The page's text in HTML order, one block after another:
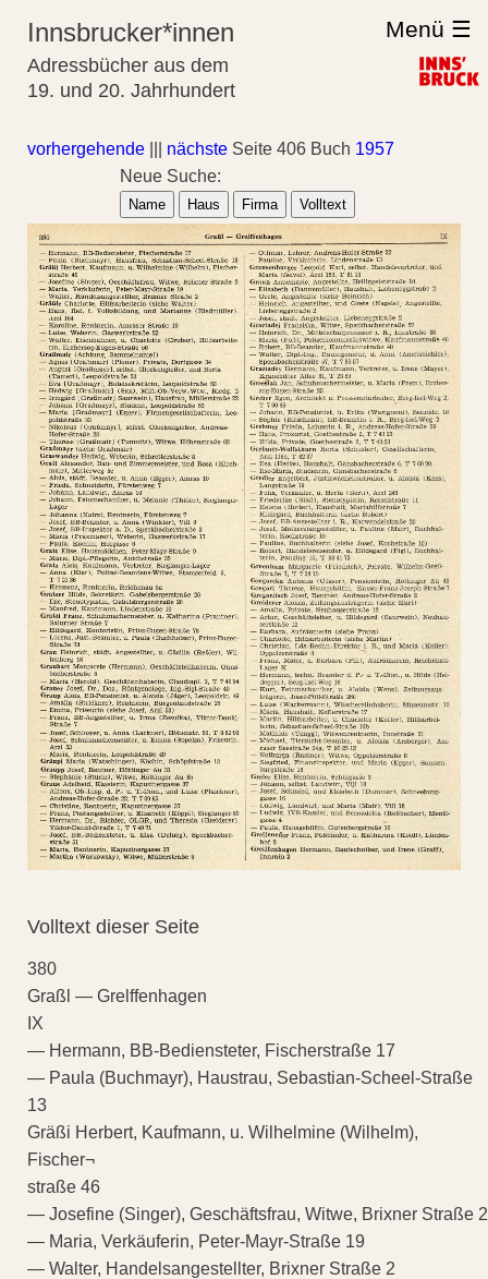
Innsbrucker*innen
Adressbücher aus dem
19. und 20. Jahrhundert
Menü ☰
vorhergehende nächste Seite 406 Buch 1957
Neue Suche:
Name Haus Firma Volltext
Volltext dieser Seite
380
Graßl — Grelffenhagen
IX
— Hermann, BB-Bediensteter, Fischerstraße 17
— Paula (Buchmayr), Haustrau, Sebastian-Scheel-Straße
13
Gräßi Herbert, Kaufmann, u. Wilhelmine (Wilhelm),
Fischer¬
straße 46
— Josefine (Singer), Geschäftsfrau, Witwe, Brixner Straße 2
— Maria, Verkäuferin, Peter-Mayr-Straße 19
— Walter, Handelsangestellter, Brixner Straße 2